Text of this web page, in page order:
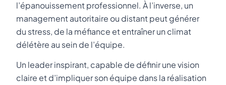
l’épanouissement professionnel. À l’inverse, un
management autoritaire ou distant peut générer
du stress, de la méfiance et entraîner un climat
délétère au sein de l’équipe.
Un leader inspirant, capable de définir une vision
claire et d’impliquer son équipe dans la réalisation